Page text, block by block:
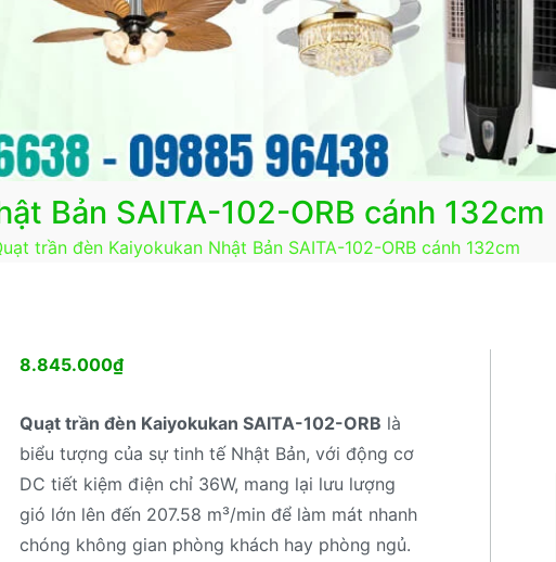
Bản SAITA-102-ORB cánh 132cm
trần đèn Kaiyokukan Nhật Bản SAITA-102-ORB cánh 132cm
8.845.000₫
Quạt trần đèn Kaiyokukan SAITA-102-ORB là
biểu tượng của sự tinh tế Nhật Bản, với động cơ
DC tiết kiệm điện chỉ 36W, mang lại lưu lượng
gió lớn lên đến 207.58 m³/min để làm mát nhanh
chóng không gian phòng khách hay phòng ngủ.